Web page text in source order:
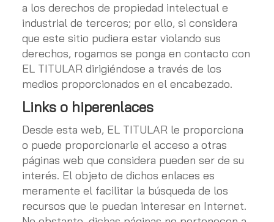
a los derechos de propiedad intelectual e
industrial de terceros; por ello, si considera
que este sitio pudiera estar violando sus
derechos, rogamos se ponga en contacto con
EL TITULAR dirigiéndose a través de los
medios proporcionados en el encabezado.
Links o hiperenlaces
Desde esta web, EL TITULAR le proporciona
o puede proporcionarle el acceso a otras
páginas web que considera pueden ser de su
interés. El objeto de dichos enlaces es
meramente el facilitar la búsqueda de los
recursos que le puedan interesar en Internet.